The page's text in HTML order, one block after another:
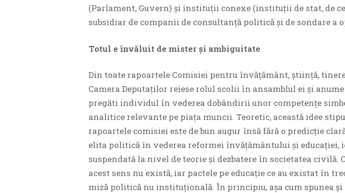
(Parlament, Guvern) şi instituţii conexe (instituţii de stat, de
subsidiar de companii de consultanţă politică şi de sondare a
Totul e învăluit de mister şi ambiguitate
Din toate rapoartele Comisiei pentru învăţământ, ştiinţă,
Camera Deputaţilor reiese rolul scolii în ansamblul ei şi anume
pregăti individul în vederea dobândirii unor competenţe
analitice relevante pe piaţa muncii. Teoretic, această idee
rapoartele comisiei este de bun augur însă fără o predicţie
elita politică în vederea reformei învăţământului şi educaţiei,
suspendată la nivel de teorie şi dezbatere în societatea civilă.
acest sens nu există, iar pactele pe educaţie ce au existat în
miză politică nu instituţională. În principiu, aşa cum spunea